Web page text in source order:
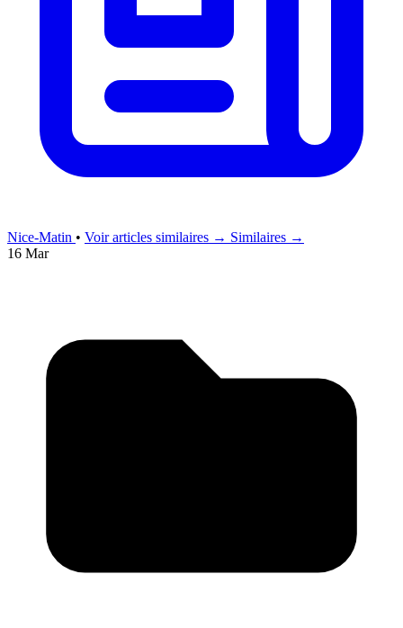
Nice-Matin • Voir articles similaires → Similaires →
16 Mar